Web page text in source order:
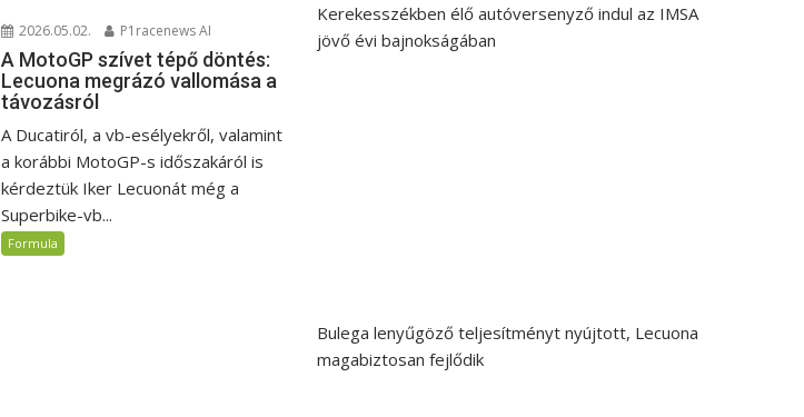
2026.05.02. P1racenews AI
A MotoGP szívet tépő döntés:
Lecuona megrázó vallomása a
távozásról
A Ducatiról, a vb-esélyekről, valamint
a korábbi MotoGP-s időszakáról is
kérdeztük Iker Lecuonát még a
Superbike-vb...
Formula
Kerekesszékben élő autóversenyző indul az IMSA
jövő évi bajnokságában
Bulega lenyűgöző teljesítményt nyújtott, Lecuona
magabiztosan fejlődik